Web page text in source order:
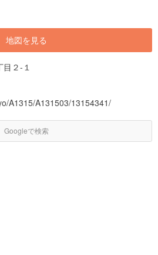
地図を見る
２-１
A1315/A131503/13154341/
Googleで検索